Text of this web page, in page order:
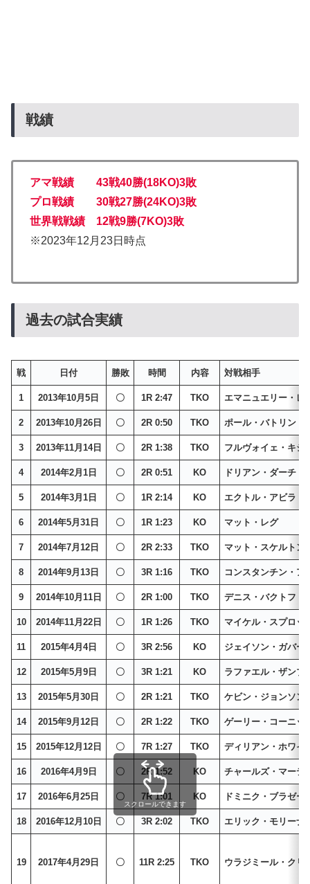
戦績
アマ戦績 43戦40勝(18KO)3敗
プロ戦績 30戦27勝(24KO)3敗
世界戦戦績 12戦9勝(7KO)3敗
※2023年12月23日時点
過去の試合実績
戦 日付 勝敗 時間 内容 対戦相手
1 2013年10月5日 〇 1R 2:47 TKO エマニュエリー・レ
2 2013年10月26日 〇 2R 0:50 TKO ポール・バトリン
3 2013年11月14日 〇 2R 1:38 TKO フルヴォイェ・キシ
4 2014年2月1日 〇 2R 0:51 KO ドリアン・ダーチ
5 2014年3月1日 〇 1R 2:14 KO エクトル・アビラ
6 2014年5月31日 〇 1R 1:23 KO マット・レグ
7 2014年7月12日 〇 2R 2:33 TKO マット・スケルトン
8 2014年9月13日 〇 3R 1:16 TKO コンスタンチン・ア
9 2014年10月11日 〇 2R 1:00 TKO デニス・バクトフ
10 2014年11月22日 〇 1R 1:26 TKO マイケル・スプロッ
11 2015年4月4日 〇 3R 2:56 KO ジェイソン・ガバー
12 2015年5月9日 〇 3R 1:21 KO ラファエル・ザンブ
13 2015年5月30日 〇 2R 1:21 TKO ケビン・ジョンソン
14 2015年9月12日 〇 2R 1:22 TKO ゲーリー・コーニッ
15 2015年12月12日 〇 7R 1:27 TKO ディリアン・ホワイ
16 2016年4月9日 〇 2R 1:52 KO チャールズ・マーテ
17 2016年6月25日 〇 7R 1:01 KO ドミニク・ブラゼー
18 2016年12月10日 〇 3R 2:02 TKO エリック・モリーナ
19 2017年4月29日 〇 11R 2:25 TKO ウラジミール・クリ
スクロールできます